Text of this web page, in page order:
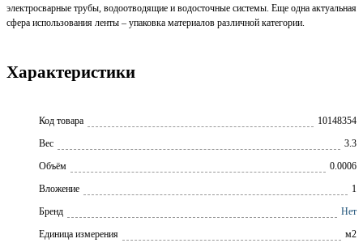
электросварные трубы, водоотводящие и водосточные системы. Еще одна актуальная
сфера использования ленты – упаковка материалов различной категории.
Характеристики
Код товара
10148354
Вес
3.3
Объём
0.0006
Вложение
1
Бренд
Нет
Единица измерения
м2